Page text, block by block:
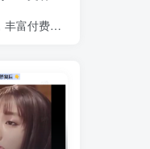
单单29.9元起